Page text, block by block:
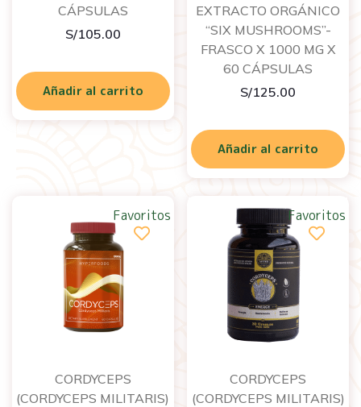
CÁPSULAS
S/105.00
Añadir al carrito
EXTRACTO ORGÁNICO
“SIX MUSHROOMS”-
FRASCO X 1000 MG X
60 CÁPSULAS
S/125.00
Añadir al carrito
CORDYCEPS
(CORDYCEPS MILITARIS)
Favoritos
CORDYCEPS
(CORDYCEPS MILITARIS)
Favoritos